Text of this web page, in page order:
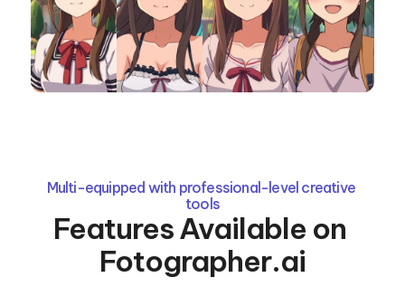
Multi-equipped with professional-level creative
tools
Features Available on
Fotographer.ai